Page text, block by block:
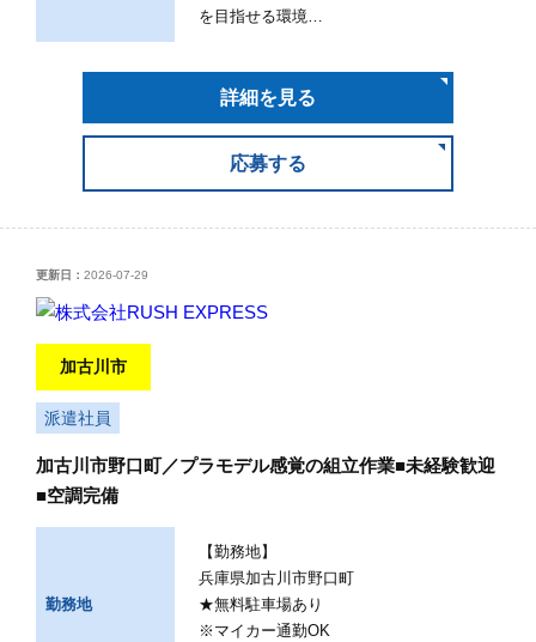
を目指せる環境…
詳細を見る
応募する
更新日： 2026-07-29
加古川市
派遣社員
加古川市野口町／プラモデル感覚の組立作業■未経験歓迎
■空調完備
勤務地
【勤務地】
兵庫県加古川市野口町
★無料駐車場あり
※マイカー通勤OK